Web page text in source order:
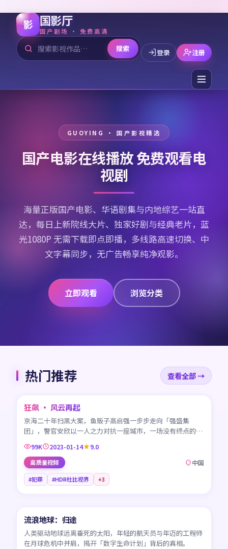
影 国影厅
国产剧场 · 免费高清
搜索 登录 注册
国产电影在线播放 免费观看电
视剧
海量正版国产电影、华语剧集与内地综艺一站直
达，每日上新院线大片、独家好剧与经典老片，蓝
光1080P 无需下载即点即播，多线路高速切换、中
文字幕同步，无广告畅享纯净观影。
立即观看 浏览分类
热门推荐 查看全部 →
CN
45:42
狂飙 · 风云再起
京海二十年扫黑大案，鱼贩子高启强一步步走向「强盛集
团」，警官安欣以一人之力对抗一座城市，一场没有终点的较
99K 2023-01-14 9.0
高质量视频 中国
#犯罪 #HDR杜比视界 +3
CN
流浪地球：归途
人类驱动地球远离垂死的太阳，年轻的航天员与年迈的工程师
在月球危机中并肩，揭开「数字生命计划」背后的真相。